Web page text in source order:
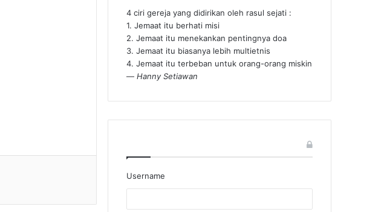
4 ciri gereja yang didirikan oleh rasul sejati :
1. Jemaat itu berhati misi
2. Jemaat itu menekankan pentingnya doa
3. Jemaat itu biasanya lebih multietnis
4. Jemaat itu terbeban untuk orang-orang miskin
—Hanny Setiawan
Username